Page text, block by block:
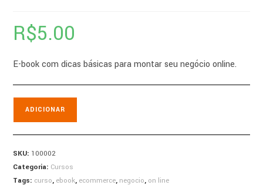
R$5.00
E-book com dicas básicas para montar seu negócio online.
primeiros
para
meu
ADICIONAR
SKU: 100002
Categoria: Cursos
Tags: curso, ebook, ecommerce, negocio, on line